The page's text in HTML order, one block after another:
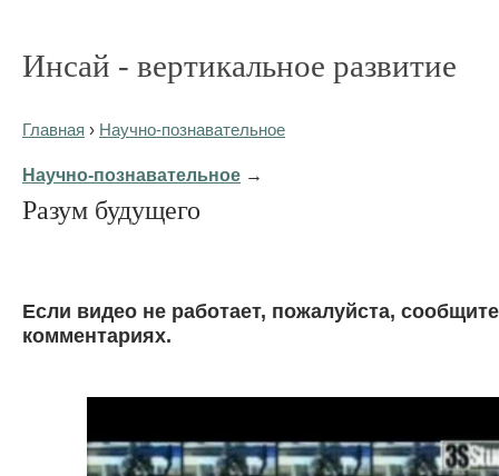
Инсай - вертикальное развитие
Главная › Научно-познавательное
Научно-познавательное →
Разум будущего
Eсли видео не работает, пожалуйста,
комментариях.